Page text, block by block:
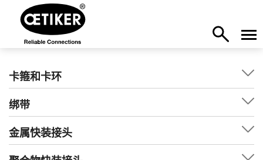
卡箍和卡环
绑带
金属快装接头